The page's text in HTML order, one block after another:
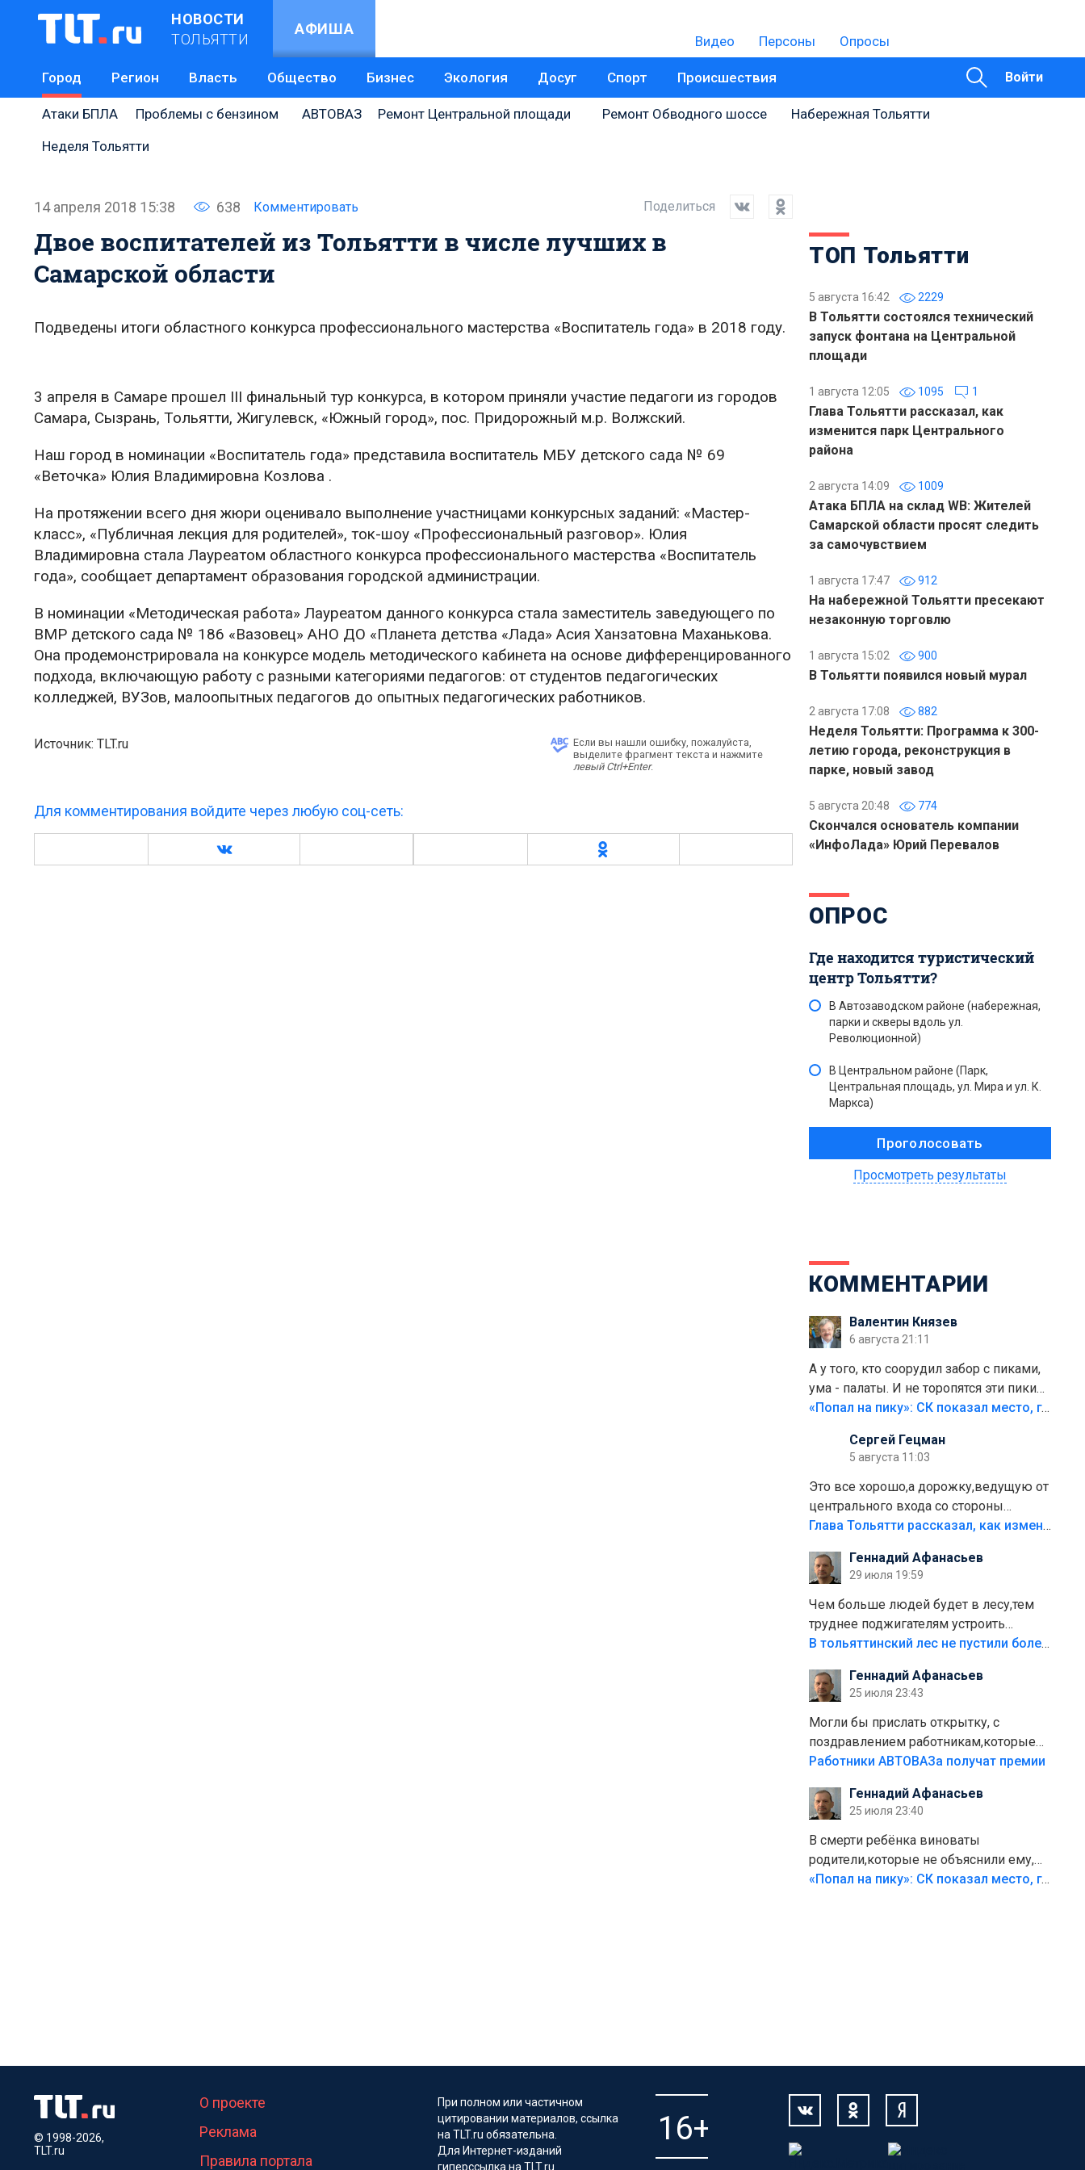
НОВОСТИ
ТОЛЬЯТТИ
АФИША
Видео Персоны Опросы
Город Регион Власть Общество Бизнес Экология Досуг Спорт Происшествия Войти
Атаки БПЛА Проблемы с бензином АВТОВАЗ Ремонт Центральной площади Ремонт Обводного шоссе
Набережная Тольятти
Неделя Тольятти
14 апреля 2018 15:38 638 Комментировать Поделиться
Двое воспитателей из Тольятти в числе лучших в
Самарской области
Подведены итоги областного конкурса профессионального мастерства «Воспитатель года» в 2018 году.
3 апреля в Самаре прошел III финальный тур конкурса, в котором приняли участие педагоги из городов
Самара, Сызрань, Тольятти, Жигулевск, «Южный город», пос. Придорожный м.р. Волжский.
Наш город в номинации «Воспитатель года» представила воспитатель МБУ детского сада № 69
«Веточка» Юлия Владимировна Козлова .
На протяжении всего дня жюри оценивало выполнение участницами конкурсных заданий: «Мастер-
класс», «Публичная лекция для родителей», ток-шоу «Профессиональный разговор». Юлия
Владимировна стала Лауреатом областного конкурса профессионального мастерства «Воспитатель
года», сообщает департамент образования городской администрации.
В номинации «Методическая работа» Лауреатом данного конкурса стала заместитель заведующего по
ВМР детского сада № 186 «Вазовец» АНО ДО «Планета детства «Лада» Асия Ханзатовна Маханькова.
Она продемонстрировала на конкурсе модель методического кабинета на основе дифференцированного
подхода, включающую работу с разными категориями педагогов: от студентов педагогических
колледжей, ВУЗов, малоопытных педагогов до опытных педагогических работников.
Источник: TLT.ru
Если вы нашли ошибку, пожалуйста,
выделите фрагмент текста и нажмите
левый Ctrl+Enter.
Для комментирования войдите через любую соц-сеть:
ТОП Тольятти
5 августа 16:42 2229
В Тольятти состоялся технический
запуск фонтана на Центральной
площади
1 августа 12:05 1095 1
Глава Тольятти рассказал, как
изменится парк Центрального
района
2 августа 14:09 1009
Атака БПЛА на склад WB: Жителей
Самарской области просят следить
за самочувствием
1 августа 17:47 912
На набережной Тольятти пресекают
незаконную торговлю
1 августа 15:02 900
В Тольятти появился новый мурал
2 августа 17:08 882
Неделя Тольятти: Программа к 300-
летию города, реконструкция в
парке, новый завод
5 августа 20:48 774
Скончался основатель компании
«ИнфоЛада» Юрий Перевалов
ОПРОС
Где находится туристический
центр Тольятти?
В Автозаводском районе (набережная,
парки и скверы вдоль ул.
Революционной)
В Центральном районе (Парк,
Центральная площадь, ул. Мира и ул. К.
Маркса)
Просмотреть результаты
КОММЕНТАРИИ
Валентин Князев
6 августа 21:11
А у того, кто соорудил забор с пиками,
ума - палаты. И не торопятся эти пики
срезать
«Попал на пику»: СК показал место, где был смертельно травмирован ребенок в Тольятти
Сергей Гецман
5 августа 11:03
Это все хорошо,а дорожку,ведущую от
центрального входа со стороны
кафе"Мираж" к аттракционам слабо
плитки не хватило,т.к.осенью и зимой
лежала в парке и испортилась.Да
еще,видимо,часть украли.
Глава Тольятти рассказал, как изменится парк Центрального района
Геннадий Афанасьев
29 июля 19:59
Чем больше людей будет в лесу,тем
труднее поджигателям устроить
пожар.Тех кто разводит костры,тех
полно стоит,почему водители всё
равно едут в лес? Штрафы мизерные.
В тольяттинский лес не пустили более тысячи автомобилей
Геннадий Афанасьев
25 июля 23:43
Могли бы прислать открытку, с
поздравлением работникам,которые
больше сорока лет отработали на
Работники АВТОВАЗа получат премии
Геннадий Афанасьев
25 июля 23:40
В смерти ребёнка виноваты
родители,которые не объяснили ему,
что такое хорошо и что такое плохо!
«Попал на пику»: СК показал место, где был смертельно травмирован ребенок в Тольятти
© 1998-2026,
TLT.ru
О проекте
Реклама
Правила портала
При полном или частичном
цитировании материалов, ссылка
на TLT.ru обязательна.
Для Интернет-изданий
гиперссылка на TLT.ru